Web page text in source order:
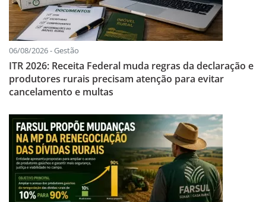
06/08/2026 - Gestão
ITR 2026: Receita Federal muda regras da declaração e
produtores rurais precisam atenção para evitar
cancelamento e multas